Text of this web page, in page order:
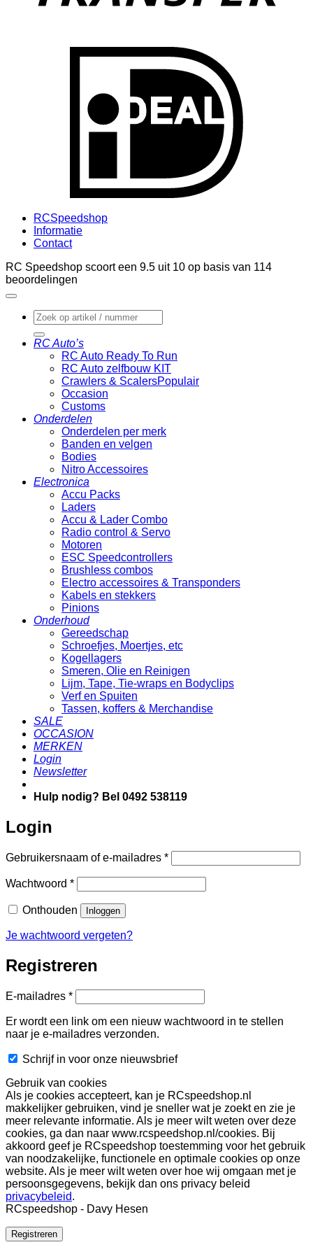
RCSpeedshop
Informatie
Contact
RC Speedshop scoort een 9.5 uit 10 op basis van 114
beoordelingen
Zoeken
naar:
RC Auto’s
RC Auto Ready To Run
RC Auto zelfbouw KIT
Crawlers & Scalers
Occasion
Customs
Onderdelen
Onderdelen per merk
Banden en velgen
Bodies
Nitro Accessoires
Electronica
Accu Packs
Laders
Accu & Lader Combo
Radio control & Servo
Motoren
ESC Speedcontrollers
Brushless combos
Electro accessoires & Transponders
Kabels en stekkers
Pinions
Onderhoud
Gereedschap
Schroefjes, Moertjes, etc
Kogellagers
Smeren, Olie en Reinigen
Lijm, Tape, Tie-wraps en Bodyclips
Verf en Spuiten
Tassen, koffers & Merchandise
SALE
OCCASION
MERKEN
Login
Newsletter
Hulp nodig? Bel 0492 538119
Login
Gebruikersnaam of e-mailadres *Vereist
Wachtwoord *Vereist
Onthouden Inloggen
Je wachtwoord vergeten?
Registreren
E-mailadres *Vereist
Er wordt een link om een nieuw wachtwoord in te stellen
naar je e-mailadres verzonden.
Schrijf in voor onze nieuwsbrief
Gebruik van cookies
Als je cookies accepteert, kan je RCspeedshop.nl
makkelijker gebruiken, vind je sneller wat je zoekt en zie je
meer relevante informatie. Als je meer wilt weten over deze
cookies, ga dan naar www.rcspeedshop.nl/cookies. Bij
akkoord geef je RCspeedshop toestemming voor het gebruik
van noodzakelijke, functionele en optimale cookies op onze
website. Als je meer wilt weten over hoe wij omgaan met je
persoonsgegevens, bekijk dan ons privacy beleid
privacybeleid.
RCspeedshop - Davy Hesen
Registreren